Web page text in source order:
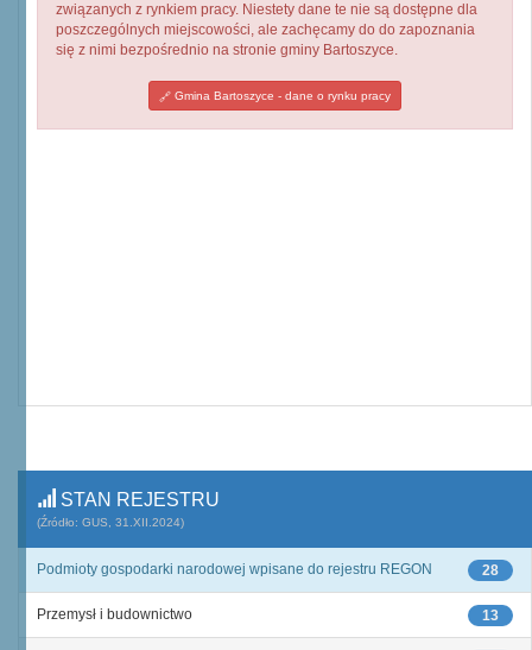
związanych z rynkiem pracy. Niestety dane te nie są dostępne dla
poszczególnych miejscowości, ale zachęcamy do do zapoznania
się z nimi bezpośrednio na stronie gminy Bartoszyce.
Gmina Bartoszyce - dane o rynku pracy
STAN REJESTRU
(Źródło: GUS, 31.XII.2024)
28
Podmioty gospodarki narodowej wpisane do rejestru REGON
13
Przemysł i budownictwo